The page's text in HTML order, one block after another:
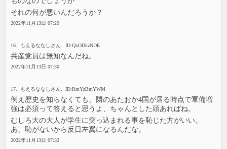
それの何が悪いんだろうか？
2022年11月13日 07:29
16. もえるななしさん. ID:QxODkzNDE
共産党員は無知なんだね。
2022年11月13日 07:30
17. もえるななしさん. ID:RmYzBmYWM
例え歴史を知らなくても、隣のあたおか4国が居る時点で軍備増
強は必須って答えると思うよ、ちゃんとした頭あればね。
むしろ大の大人が学生に突っ込まれる事を恥じた方がいい。
あ、恥がないから反日左翼になるんだな。
2022年11月13日 07:32